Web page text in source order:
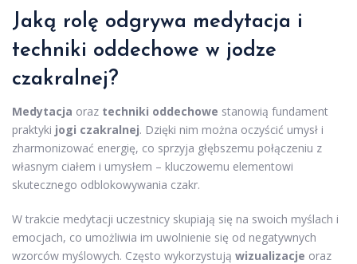
Jaką rolę odgrywa medytacja i
techniki oddechowe w jodze
czakralnej?
Medytacja oraz techniki oddechowe stanowią fundament
praktyki jogi czakralnej. Dzięki nim można oczyścić umysł i
zharmonizować energię, co sprzyja głębszemu połączeniu z
własnym ciałem i umysłem – kluczowemu elementowi
skutecznego odblokowywania czakr.
W trakcie medytacji uczestnicy skupiają się na swoich myślach i
emocjach, co umożliwia im uwolnienie się od negatywnych
wzorców myślowych. Często wykorzystują wizualizacje oraz